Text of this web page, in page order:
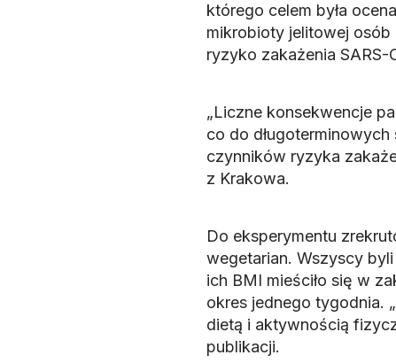
którego celem była
mikrobioty jelitowej osób
ryzyko zakażenia SARS-
„Liczne konsekwencje
co do
czynników ryzyka
z Krakowa.
Do eksperymentu
wegetarian. Wszyscy
ich BMI mieściło się w
okres jednego tygodnia.
dietą i aktywnością
publikacji.